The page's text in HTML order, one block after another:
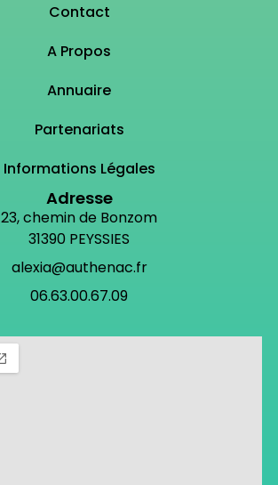
Contact
A Propos
Annuaire
Partenariats
Informations Légales
Adresse
23, chemin de Bonzom
31390 PEYSSIES
alexia@authenac.fr
06.63.00.67.09